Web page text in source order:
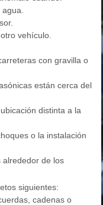
vehículo.
con gravilla o
están cerca del
distinta a la
o la instalación
alrededor de los
siguientes:
cadenas o